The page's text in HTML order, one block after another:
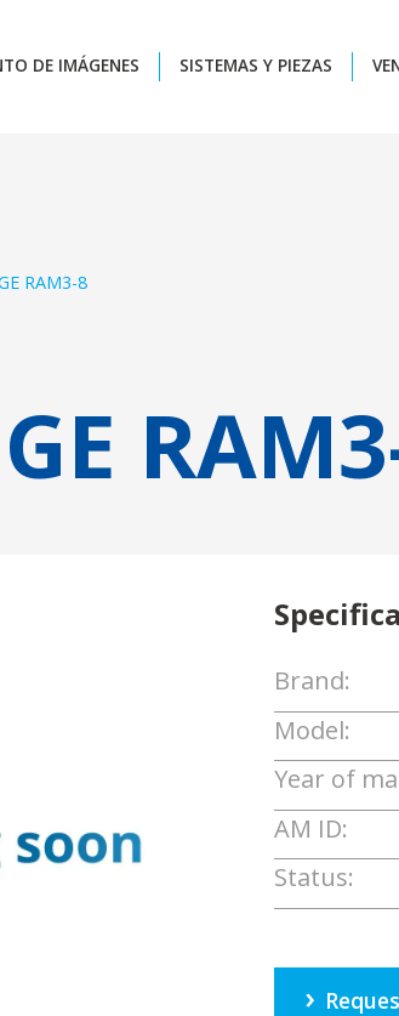
DE IMÁGENES SISTEMAS Y PIEZAS
RAM3-8
GE
Brand:
Model:
Year of
AM ID:
Status: